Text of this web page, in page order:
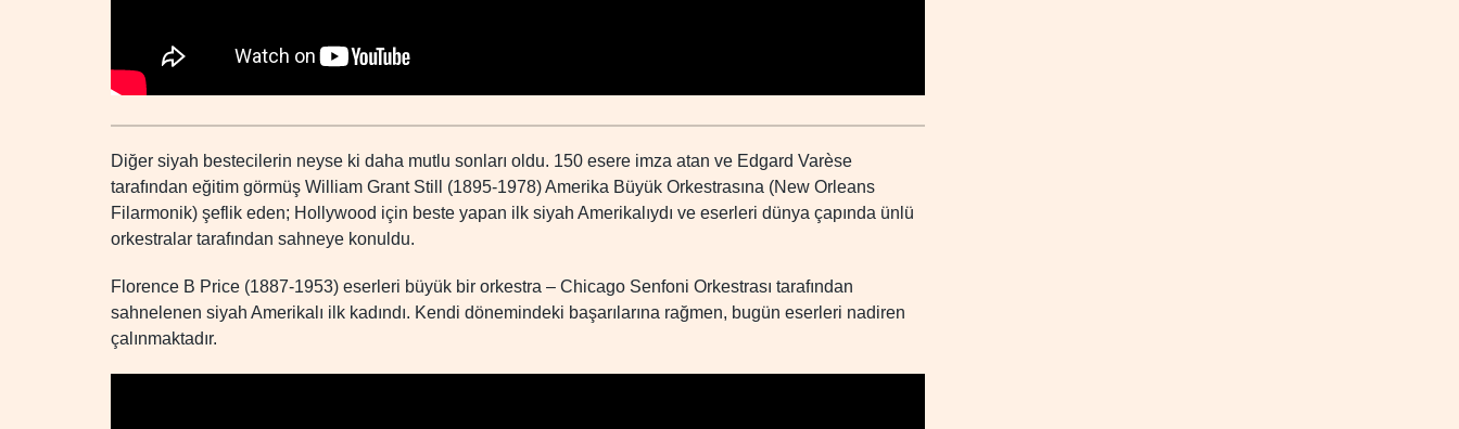
Diğer siyah bestecilerin neyse ki daha mutlu sonları oldu. 150 esere imza atan ve Edgard Varèse
tarafından eğitim görmüş William Grant Still (1895-1978) Amerika Büyük Orkestrasına (New Orleans
Filarmonik) şeflik eden; Hollywood için beste yapan ilk siyah Amerikalıydı ve eserleri dünya çapında ünlü
orkestralar tarafından sahneye konuldu.
Florence B Price (1887-1953) eserleri büyük bir orkestra – Chicago Senfoni Orkestrası tarafından
sahnelenen siyah Amerikalı ilk kadındı. Kendi dönemindeki başarılarına rağmen, bugün eserleri nadiren
çalınmaktadır.